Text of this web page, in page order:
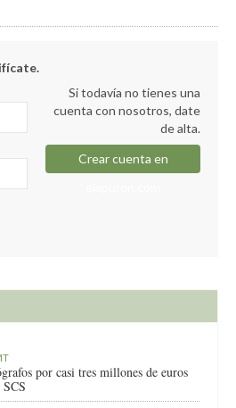
Si todavía no tienes una
cuenta con nosotros, date
de alta.
Crear cuenta en
por casi tres millones de euros